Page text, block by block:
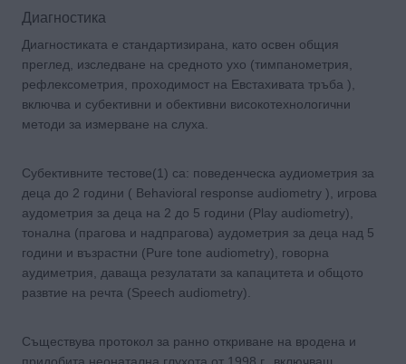
Диагностика
Диагностиката е стандартизирана, като освен общия
преглед, изследване на средното ухо (тимпанометрия,
рефлексометрия, проходимост на Евстахивата тръба ),
включва и субективни и обективни високотехнологични
методи за измерване на слуха.
Субективните тестове(1) са: поведенческа аудиометрия за
деца до 2 години ( Behavioral response audiometry ), игрова
аудометрия за деца на 2 до 5 години (Play audiometry),
тонална (прагова и надпрагова) аудометрия за деца над 5
години и възрастни (Pure tone audiometry), говорна
аудиметрия, даваща резулатати за капацитета и общото
развтие на речта (Speech audiometry).
Съществува протокол за ранно откриване на вродена и